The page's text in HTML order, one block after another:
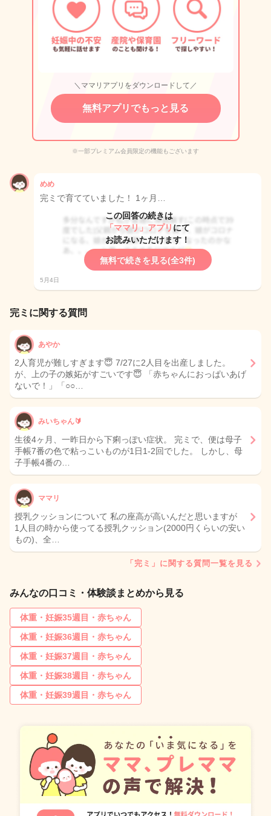
＼ママリアプリをダウンロードして／
無料アプリでもっと見る
※一部プレミアム会員限定の機能もございます
めめ
完ミで育てていました！ 1ヶ月…
この回答の続きは
「ママリ」アプリ にて
お読みいただけます！
無料で続きを見る(全3件)
5月4日
完ミに関する質問
あやか
2人育児が難しすぎます😇 7/27に2人目を出産しました。
が、上の子の嫉妬がすごいです😇 「赤ちゃんにおっぱいあげ
ないで！」「○○…
みいちゃん🔰
生後4ヶ月、一昨日から下痢っぽい症状。 完ミで、便は母子
手帳7番の色で粘っこいものが1日1-2回でした。 しかし、母
子手帳4番の…
ママリ
授乳クッションについて 私の座高が高いんだと思いますが
1人目の時から使ってる授乳クッション(2000円くらいの安い
もの)、全…
「完ミ」に関する質問一覧を見る
みんなの口コミ・体験談まとめから見る
体重・妊娠35週目・赤ちゃん
体重・妊娠36週目・赤ちゃん
体重・妊娠37週目・赤ちゃん
体重・妊娠38週目・赤ちゃん
体重・妊娠39週目・赤ちゃん